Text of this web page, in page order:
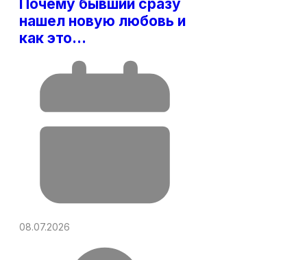
Почему бывший сразу
нашел новую любовь и
как это…
08.07.2026